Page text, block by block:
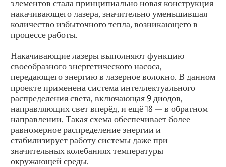
элементов стала принципиально новая конструкция
накачивающего лазера, значительно уменьшившая
количество избыточного тепла, возникающего в
процессе работы.
Накачивающие лазеры выполняют функцию
своеобразного энергетического насоса,
передающего энергию в лазерное волокно. В данном
проекте применена система интеллектуального
распределения света, включающая 9 диодов,
направляющих свет вперёд, и ещё 18 — в обратном
направлении. Такая схема обеспечивает более
равномерное распределение энергии и
стабилизирует работу системы даже при
значительных колебаниях температуры
окружающей среды.